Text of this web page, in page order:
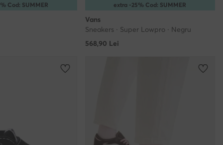
Cod: SUMMER extra -25% Cod: SUMMER
Vans
Sneakers · Super Lowpro · Negru
568,90 Lei